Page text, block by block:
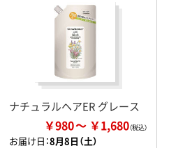
ナチュラルヘアER グレース
￥980 ￥1,680
お届け日：8月8日（土）